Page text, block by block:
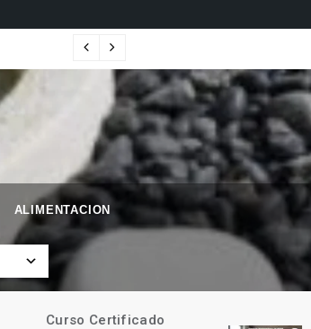
ALIMENTACION
Curso Certificado